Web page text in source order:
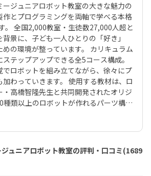
ージュニアロボット教室の大きな魅力の
作とプログラミングを両軸で学べる本格
。 全国2,000教室・生徒数27,000人超と
景に、子ども一人ひとりの「好き」
めの環境が整っています。 カリキュラム
テップアップできる全5コース構成。
ロボットを組み立てながら、徐々にプ
わっていきます。 使用する教材は、ロ
高橋智隆先生と共同開発されたオリジ
種類以上のロボットが作れるパーツ構成
い点も特徴です。 月2回の90分授業で
せる「基本製作」と、オリジナル改造
」を繰り返す設計。子どもたちは毎
成長を実感できる仕組みになっていま
錯誤しながらロボットを動かす経験は、
を育むだけでなく、学ぶ楽しさそのも
ュニアロボット教室の評判・口コミ(1689